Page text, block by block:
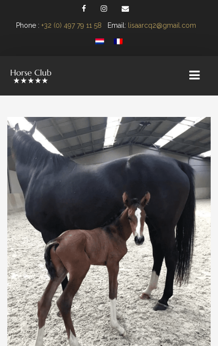
Phone : +32 (0) 497 79 11 58 Email: lisaarcq2@gmail.com